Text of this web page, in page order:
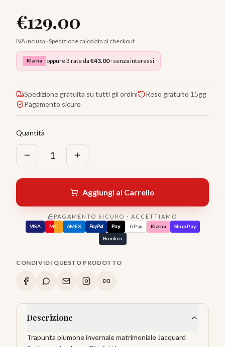
€129.00
IVA inclusa · Spedizione calcolata al checkout
Klarna oppure 3 rate da €43.00· senza interessi
Spedizione gratuita su tutti gli ordini
Reso gratuito 15gg
Pagamento sicuro
Quantità
1
Aggiungi al Carrello
PAGAMENTO SICURO · ACCETTIAMO
VISA MC AMEX PayPal Pay GPay Klarna
Shop Pay
Bonifico
CONDIVIDI QUESTO PRODOTTO
Descrizione
Trapunta piumone invernale matrimoniale Jacquard